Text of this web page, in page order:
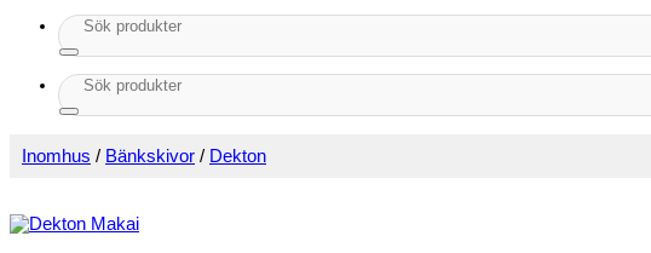
Sök
efter:
Sök
efter:
Inomhus / Bänkskivor / Dekton